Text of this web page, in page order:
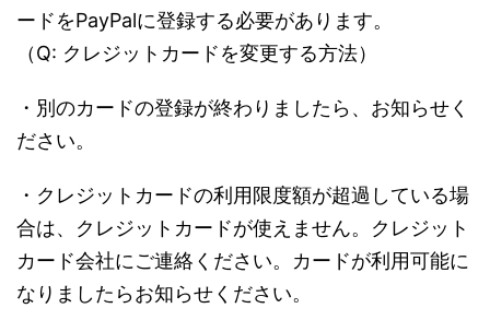
ードをPayPalに登録する必要があります。
（Q: クレジットカードを変更する方法）
・別のカードの登録が終わりましたら、お知らせく
ださい。
・クレジットカードの利用限度額が超過している場
合は、クレジットカードが使えません。クレジット
カード会社にご連絡ください。カードが利用可能に
なりましたらお知らせください。